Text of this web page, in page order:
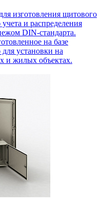
изготовления щитового
и распределения
DIN-стандарта.
на базе
установки на
и жилых объектах.